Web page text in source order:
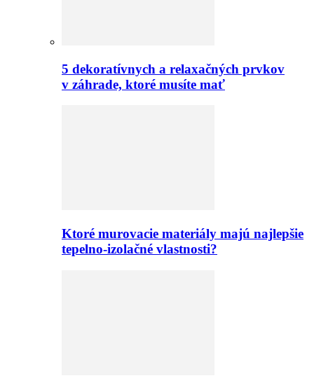
5 dekoratívnych a relaxačných prvkov
v záhrade, ktoré musíte mať
Ktoré murovacie materiály majú najlepšie
tepelno-izolačné vlastnosti?